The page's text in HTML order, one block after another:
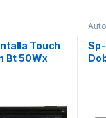
Touch
Bt 50Wx